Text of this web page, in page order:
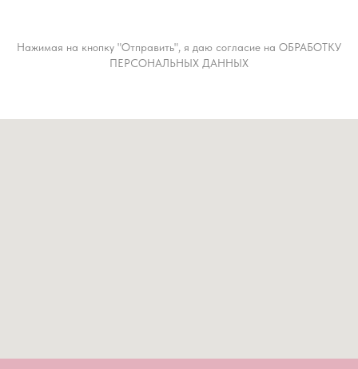
Нажимая на кнопку "Отправить", я даю согласие на ОБРАБОТКУ
ПЕРСОНАЛЬНЫХ ДАННЫХ